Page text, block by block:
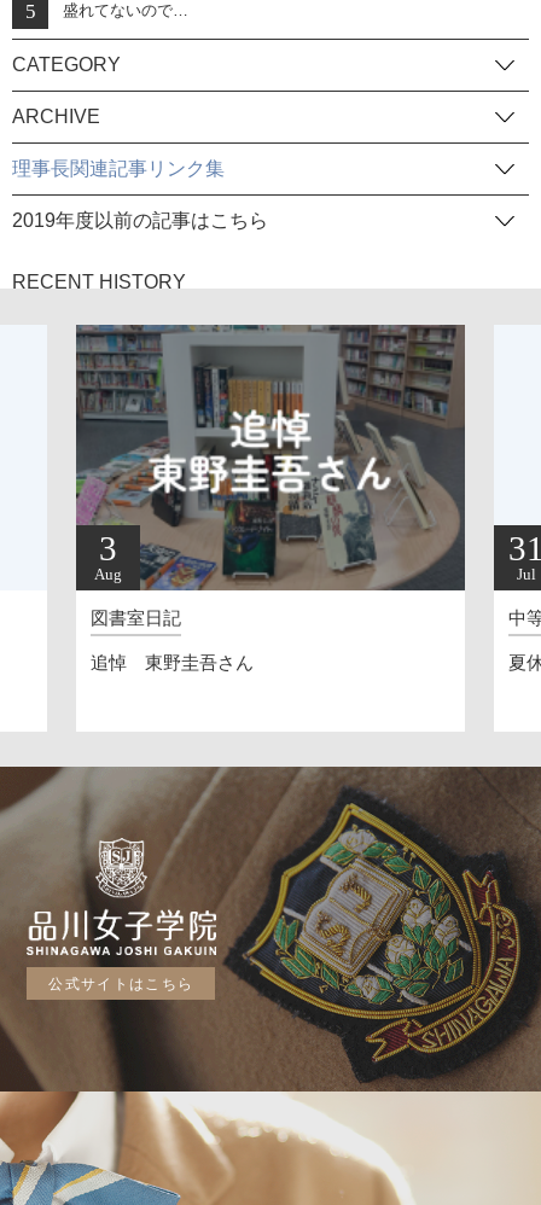
盛れてないので…
CATEGORY
ARCHIVE
理事長関連記事リンク集
2019年度以前の記事はこちら
RECENT HISTORY
東野圭吾さん
Jul
夏休みへ（
公式サイトはこちら